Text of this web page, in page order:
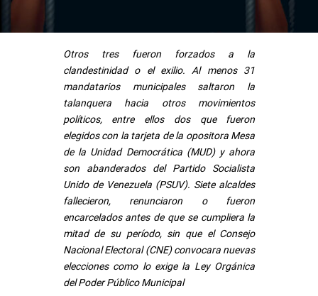
Otros tres fueron forzados a la
clandestinidad o el exilio. Al menos 31
mandatarios municipales saltaron la
talanquera hacia otros movimientos
políticos, entre ellos dos que fueron
elegidos con la tarjeta de la opositora Mesa
de la Unidad Democrática (MUD) y ahora
son abanderados del Partido Socialista
Unido de Venezuela (PSUV). Siete alcaldes
fallecieron, renunciaron o fueron
encarcelados antes de que se cumpliera la
mitad de su período, sin que el Consejo
Nacional Electoral (CNE) convocara nuevas
elecciones como lo exige la Ley Orgánica
del Poder Público Municipal